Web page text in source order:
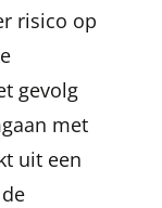
risico op
gevolg
met
uit een